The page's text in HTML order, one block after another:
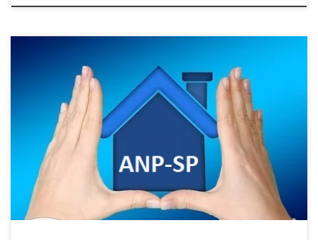
– Le Président – claude.rdc@orange.fr